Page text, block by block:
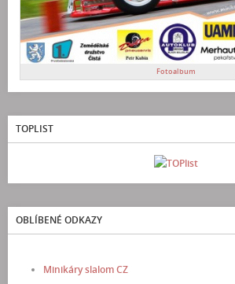
Fotoalbum
TOPLIST
OBLÍBENÉ ODKAZY
Minikáry slalom CZ